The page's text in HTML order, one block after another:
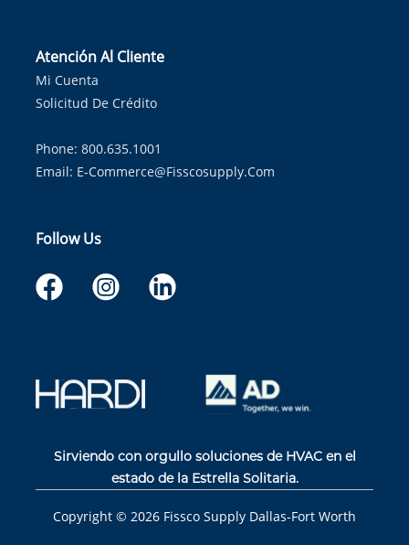
Atención Al Cliente
Mi Cuenta
Solicitud De Crédito
Phone: 800.635.1001
Email: E-Commerce@fisscosupply.com
Follow Us
Sirviendo con orgullo soluciones de HVAC en el
estado de la Estrella Solitaria.
Copyright © 2026 Fissco Supply Dallas-Fort Worth